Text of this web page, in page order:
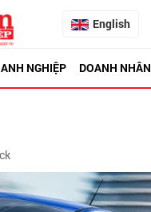
English
NGHIỆP DOANH NHÂN